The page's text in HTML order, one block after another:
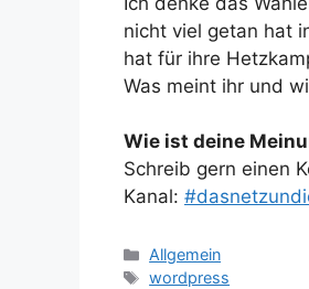
nicht viel getan hat
hat für ihre
Was meint ihr und
Wie ist deine
Schreib gern einen
Kanal:
Kategorien
Allgemein
Schlagwörter
wordpress